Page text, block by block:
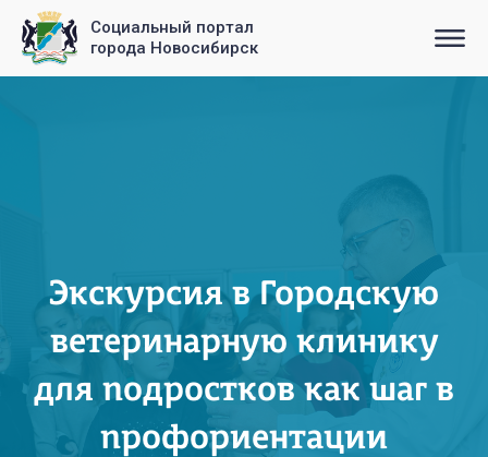
Социальный портал
города Новосибирск
Экскурсия в Городскую
ветеринарную клинику
для подростков как шаг в
профориентации